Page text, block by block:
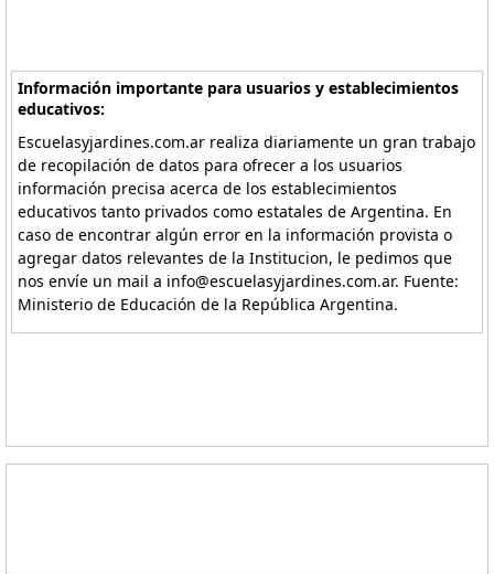
Información importante para usuarios y establecimientos
educativos:
Escuelasyjardines.com.ar realiza diariamente un gran trabajo
de recopilación de datos para ofrecer a los usuarios
información precisa acerca de los establecimientos
educativos tanto privados como estatales de Argentina. En
caso de encontrar algún error en la información provista o
agregar datos relevantes de la Institucion, le pedimos que
nos envíe un mail a info@escuelasyjardines.com.ar. Fuente:
Ministerio de Educación de la República Argentina.